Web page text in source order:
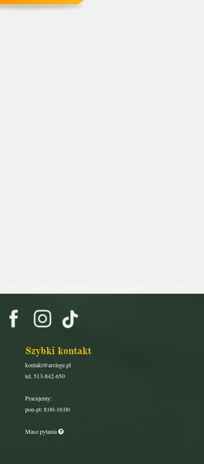
Szybki kontakt
kontakt@arslege.pl
tel. 513-842-650
Pracujemy:
pon-pt: 8:00-16:00
Masz pytania